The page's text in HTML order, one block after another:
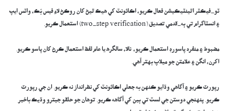
ٽو-فيڪٽر اٿينٽيڪيشن فعال ڪريو، اڪائونٽ کي هيڪ ٿيڻ کان روڪڻ لاءِ فيس بُڪ، واٽس ايپ
۽ انسٽاگرام تي ٻه-قدمي تصديق (two-step verification) استعمال ڪريو.
مضبوط ۽ منفرد پاسورڊ استعمال ڪريو، نالا، سالگره يا عام لفظ استعمال ڪرڻ کان پاسو ڪريو.
اکرن، انگن ۽ علامتن جو ميلاپ بهتر آهي.
رپورٽ ڪريو ۽ آگاهي وڌايو ڪنهن به جعلي اڪائونٽ کي نظرانداز نه ڪريو. ان جي رپورٽ
ڪريو. پنهنجي دوستن جي لسٽ تي ٻين کي آگاهه ڪريو. توهان جو حلقو جيترو وڌيڪ باخبر